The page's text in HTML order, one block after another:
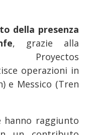
della presenza
, grazie alla
Proyectos
operazioni in
e Messico (Tren
raggiunto